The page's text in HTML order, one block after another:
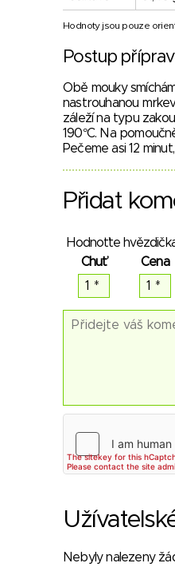
Hodnoty jsou pouze
Postup
Obě mouky
nastrouhanou
záleží na typu
190°C. Na
Pečeme asi 12
Přidat
Hodnoťte
Chuť
Cena
Nebyly nalezeny